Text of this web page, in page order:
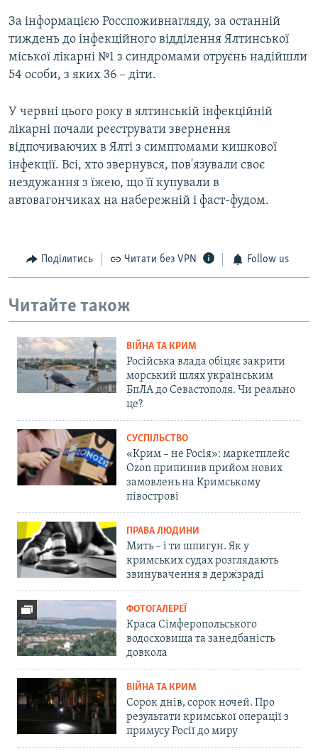
За інформацією Росспоживнагляду, за останній
тиждень до інфекційного відділення Ялтинської
міської лікарні №1 з синдромами отруєнь надійшли
54 особи, з яких 36 – діти.
У червні цього року в ялтинській інфекційній
лікарні почали реєструвати звернення
відпочиваючих в Ялті з симптомами кишкової
інфекції. Всі, хто звернувся, пов'язували своє
нездужання з їжею, що її купували в
автовагончиках на набережній і фаст-фудом.
Поділитись Читати без VPN Follow us
Читайте також
ВІЙНА ТА КРИМ
Російська влада обіцяє закрити
морський шлях українським
БпЛА до Севастополя. Чи реально
це?
СУСПІЛЬСТВО
«Крим – не Росія»: маркетплейс
Ozon припинив прийом нових
замовлень на Кримському
півострові
ПРАВА ЛЮДИНИ
Мить – і ти шпигун. Як у
кримських судах розглядають
звинувачення в держзраді
ФОТОГАЛЕРЕЇ
Краса Сімферопольського
водосховища та занедбаність
довкола
ВІЙНА ТА КРИМ
Сорок днів, сорок ночей. Про
результати кримської операції з
примусу Росії до миру